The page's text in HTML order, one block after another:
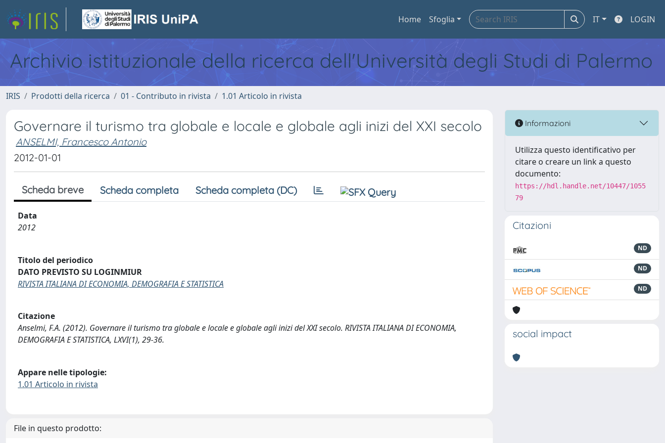
Home Sfoglia IT LOGIN
Archivio istituzionale della ricerca dell'Università degli Studi di Palermo
IRIS Prodotti della ricerca 01 - Contributo in rivista 1.01 Articolo in rivista
Governare il turismo tra globale e locale e globale agli inizi del XXI secolo
ANSELMI, Francesco Antonio
2012-01-01
Scheda breve Scheda completa Scheda completa (DC)
Data
2012
Titolo del periodico
DATO PREVISTO SU LOGINMIUR
RIVISTA ITALIANA DI ECONOMIA, DEMOGRAFIA E STATISTICA
Citazione
Anselmi, F.A. (2012). Governare il turismo tra globale e locale e globale agli inizi del XXI secolo. RIVISTA ITALIANA DI ECONOMIA,
DEMOGRAFIA E STATISTICA, LXVI(1), 29-36.
Appare nelle tipologie:
1.01 Articolo in rivista
File in questo prodotto:
Informazioni
Utilizza questo identificativo per
citare o creare un link a questo
documento:
https://hdl.handle.net/10447/1055
79
Citazioni
ND
ND
ND
social impact